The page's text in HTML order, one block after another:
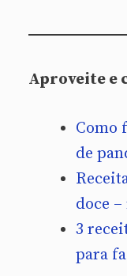
Aproveite e
Como
de
doce
3
para